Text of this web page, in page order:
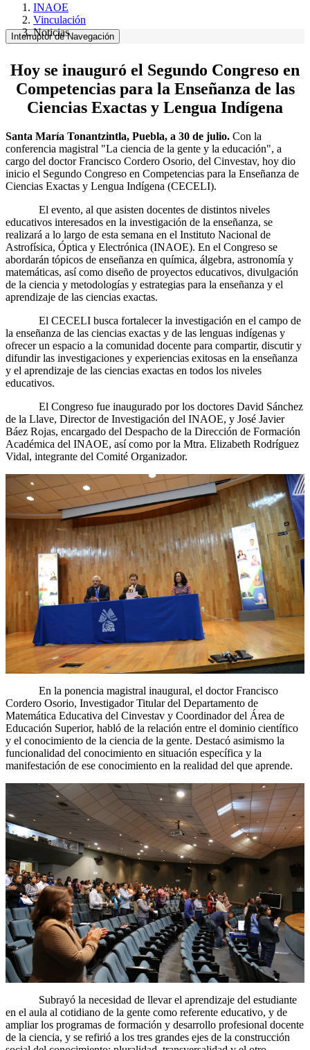
INAOE
Vinculación
Noticias
Interruptor de Navegación
Hoy se inauguró el Segundo Congreso en
Competencias para la Enseñanza de las
Ciencias Exactas y Lengua Indígena
Santa María Tonantzintla, Puebla, a 30 de julio. Con la
conferencia magistral "La ciencia de la gente y la educación", a
cargo del doctor Francisco Cordero Osorio, del Cinvestav, hoy dio
inicio el Segundo Congreso en Competencias para la Enseñanza de
Ciencias Exactas y Lengua Indígena (CECELI).
El evento, al que asisten docentes de distintos niveles
educativos interesados en la investigación de la enseñanza, se
realizará a lo largo de esta semana en el Instituto Nacional de
Astrofísica, Óptica y Electrónica (INAOE). En el Congreso se
abordarán tópicos de enseñanza en química, álgebra, astronomía y
matemáticas, así como diseño de proyectos educativos, divulgación
de la ciencia y metodologías y estrategias para la enseñanza y el
aprendizaje de las ciencias exactas.
El CECELI busca fortalecer la investigación en el campo de
la enseñanza de las ciencias exactas y de las lenguas indígenas y
ofrecer un espacio a la comunidad docente para compartir, discutir y
difundir las investigaciones y experiencias exitosas en la enseñanza
y el aprendizaje de las ciencias exactas en todos los niveles
educativos.
El Congreso fue inaugurado por los doctores David Sánchez
de la Llave, Director de Investigación del INAOE, y José Javier
Báez Rojas, encargado del Despacho de la Dirección de Formación
Académica del INAOE, así como por la Mtra. Elizabeth Rodríguez
Vidal, integrante del Comité Organizador.
En la ponencia magistral inaugural, el doctor Francisco
Cordero Osorio, Investigador Titular del Departamento de
Matemática Educativa del Cinvestav y Coordinador del Área de
Educación Superior, habló de la relación entre el dominio científico
y el conocimiento de la ciencia de la gente. Destacó asimismo la
funcionalidad del conocimiento en situación específica y la
manifestación de ese conocimiento en la realidad del que aprende.
Subrayó la necesidad de llevar el aprendizaje del estudiante
en el aula al cotidiano de la gente como referente educativo, y de
ampliar los programas de formación y desarrollo profesional docente
de la ciencia, y se refirió a los tres grandes ejes de la construcción